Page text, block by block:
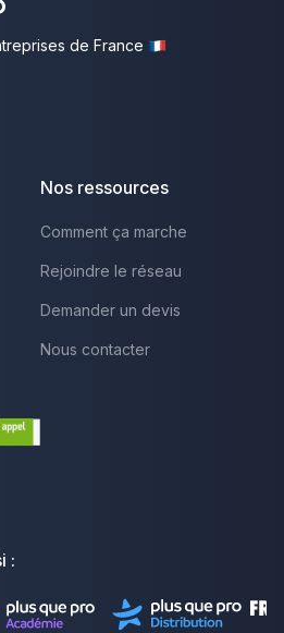
de France
Nos ressources
Comment ça marche
Rejoindre le réseau
Demander un devis
Nous contacter
: